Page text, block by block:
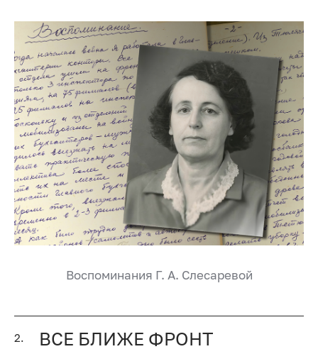
Воспоминания Г. А. Слесаревой
2. ВСЕ БЛИЖЕ ФРОНТ